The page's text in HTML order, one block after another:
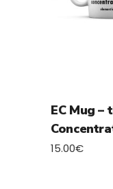
EC Mug –
15.00€